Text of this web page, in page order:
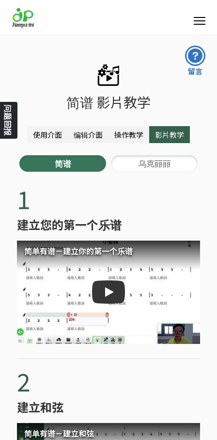
留言
简谱 影片教学
使用介面 编辑介面 操作教学 影片教学
简谱 乌克丽丽
1
建立您的第一个乐谱
简单有谱－建立你的第一个乐谱
简单有谱－建立你的第一个
2
建立和弦
简单有谱－建立和弦
问题回报